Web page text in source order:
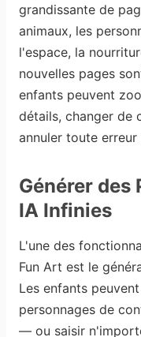
grandissante de
animaux, les
l'espace, la
nouvelles pages
enfants peuvent
détails, changer de
annuler toute erreur
Générer des
IA Infinies
L'une des
Fun Art est le
Les enfants
personnages de
— ou saisir